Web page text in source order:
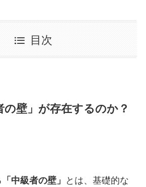
目次
の壁」が存在するのか？
「中級者の壁」
とは、基礎的な